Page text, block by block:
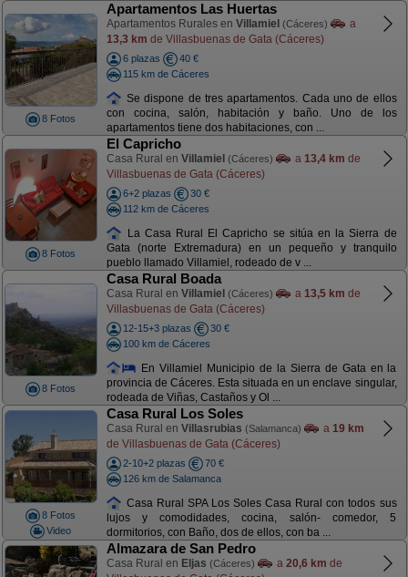
8 Fotos
Apartamentos Las Huertas
Apartamentos Rurales en Villamiel (Cáceres)
a
13,3 km de Villasbuenas de Gata (Cáceres)
6 plazas
40 €
115 km de Cáceres
Se dispone de tres apartamentos. Cada uno de ellos
con cocina, salón, habitación y baño. Uno de los
apartamentos tiene dos habitaciones, con ...
8 Fotos
El Capricho
Casa Rural en Villamiel (Cáceres) a 13,4 km de
Villasbuenas de Gata (Cáceres)
6+2 plazas
30 €
112 km de Cáceres
La Casa Rural El Capricho se sitúa en la Sierra de
Gata (norte Extremadura) en un pequeño y tranquilo
pueblo llamado Villamiel, rodeado de v ...
8 Fotos
Casa Rural Boada
Casa Rural en Villamiel (Cáceres) a 13,5 km de
Villasbuenas de Gata (Cáceres)
12-15+3 plazas
30 €
100 km de Cáceres
En Villamiel Municipio de la Sierra de Gata en la
provincia de Cáceres. Esta situada en un enclave singular,
rodeada de Viñas, Castaños y Ol ...
8 Fotos
Video
Casa Rural Los Soles
Casa Rural en Villasrubias (Salamanca) a 19 km
de Villasbuenas de Gata (Cáceres)
2-10+2 plazas
70 €
126 km de Salamanca
Casa Rural SPA Los Soles Casa Rural con todos sus
lujos y comodidades, cocina, salón- comedor, 5
dormitorios, con Baño, dos de ellos, con ba ...
Almazara de San Pedro
Casa Rural en Eljas (Cáceres) a 20,6 km de